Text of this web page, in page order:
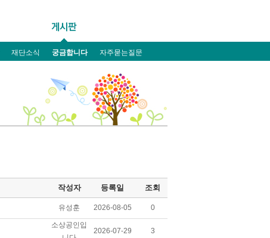
재단소식 궁금합니다 자주묻는질문
작성자 등록일 조회
유성훈 2026-08-05 0
소상공인입
2026-07-29 3